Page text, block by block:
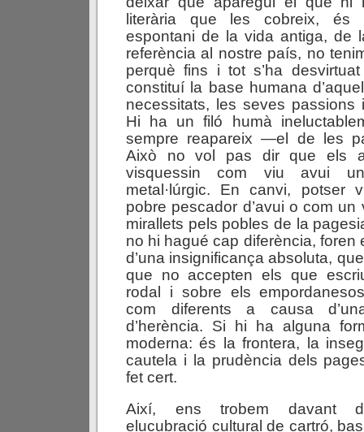
literària que les cobreix, és
espontani de la vida antiga, de
referència al nostre país, no
perquè fins i tot s’ha
constituí la base humana
necessitats, les seves passions
Hi ha un filó humà
sempre reapareix —el de les
Això no vol pas dir que els
visquessin com viu avui
metal·lúrgic. En canvi, potser
pobre pescador d’avui o com
mirallets pels pobles de la
no hi hagué cap diferència, foren
d’una insignificança absoluta,
que no accepten els que
rodal i sobre els
com diferents a causa
d’herència. Si hi ha alguna
moderna: és la frontera, la
cautela i la prudència dels
fet cert.
Així, ens trobem davant
elucubració cultural de cartró,